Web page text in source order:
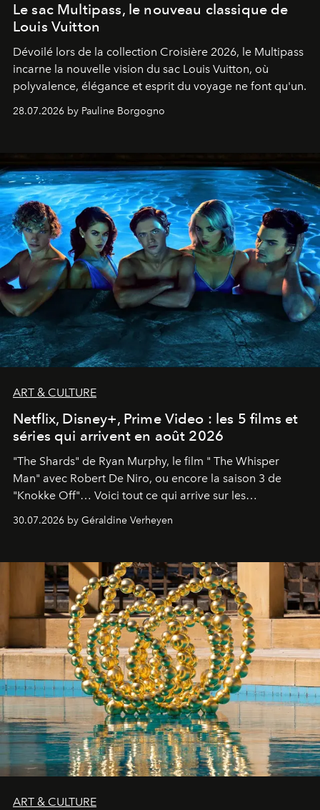
Le sac Multipass, le nouveau classique de
Louis Vuitton
Dévoilé lors de la collection Croisière 2026, le Multipass
incarne la nouvelle vision du sac Louis Vuitton, où
polyvalence, élégance et esprit du voyage ne font qu'un.
28.07.2026 by Pauline Borgogno
ART & CULTURE
Netflix, Disney+, Prime Video : les 5 films et
séries qui arrivent en août 2026
"The Shards" de Ryan Murphy, le film " The Whisper
Man" avec Robert De Niro, ou encore la saison 3 de
"Knokke Off"… Voici tout ce qui arrive sur les
plateformes de streaming en août 2026.
30.07.2026 by Géraldine Verheyen
ART & CULTURE